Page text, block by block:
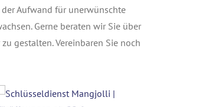
Aufwand für unerwünschte
Gerne beraten wir Sie über
gestalten. Vereinbaren Sie noch